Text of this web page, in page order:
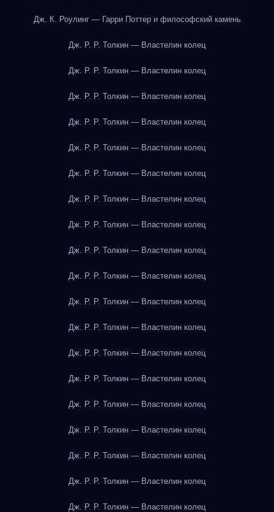
Дж. К. Роулинг — Гарри Поттер и философский камень
Дж. Р. Р. Толкин — Властелин колец
Дж. Р. Р. Толкин — Властелин колец
Дж. Р. Р. Толкин — Властелин колец
Дж. Р. Р. Толкин — Властелин колец
Дж. Р. Р. Толкин — Властелин колец
Дж. Р. Р. Толкин — Властелин колец
Дж. Р. Р. Толкин — Властелин колец
Дж. Р. Р. Толкин — Властелин колец
Дж. Р. Р. Толкин — Властелин колец
Дж. Р. Р. Толкин — Властелин колец
Дж. Р. Р. Толкин — Властелин колец
Дж. Р. Р. Толкин — Властелин колец
Дж. Р. Р. Толкин — Властелин колец
Дж. Р. Р. Толкин — Властелин колец
Дж. Р. Р. Толкин — Властелин колец
Дж. Р. Р. Толкин — Властелин колец
Дж. Р. Р. Толкин — Властелин колец
Дж. Р. Р. Толкин — Властелин колец
Дж. Р. Р. Толкин — Властелин колец